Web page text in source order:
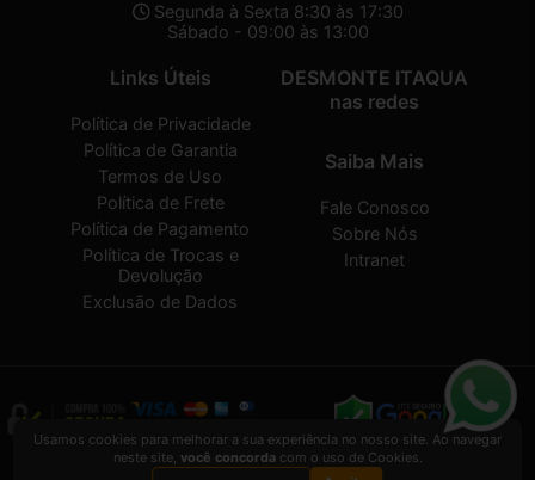
Segunda à Sexta 8:30 às 17:30
Sábado - 09:00 às 13:00
Links Úteis
Política de Privacidade
Política de Garantia
Termos de Uso
Política de Frete
Política de Pagamento
Política de Trocas e
Devolução
Exclusão de Dados
DESMONTE ITAQUA
nas redes
Saiba Mais
Fale Conosco
Sobre Nós
Intranet
DESMONTE ITAQUA2026 CREATED BYVAAPT
Usamos cookies para melhorar a sua experiência no nosso site. Ao navegar
neste site, você concordacom o uso de Cookies.